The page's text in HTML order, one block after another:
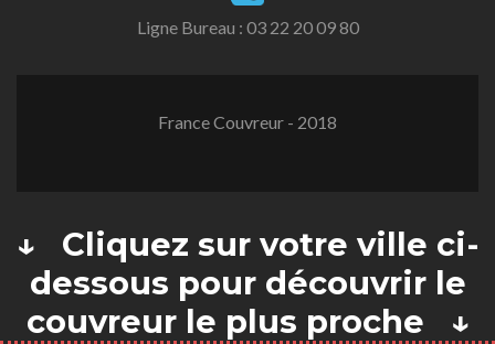
Ligne Bureau : 03 22 20 09 80
France Couvreur - 2018
↓ Cliquez sur votre ville ci-
dessous pour découvrir le
couvreur le plus proche ↓